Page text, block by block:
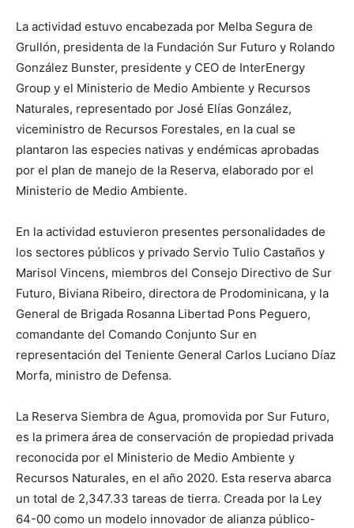
La actividad estuvo encabezada por Melba Segura de
Grullón, presidenta de la Fundación Sur Futuro y Rolando
González Bunster, presidente y CEO de InterEnergy
Group y el Ministerio de Medio Ambiente y Recursos
Naturales, representado por José Elías González,
viceministro de Recursos Forestales, en la cual se
plantaron las especies nativas y endémicas aprobadas
por el plan de manejo de la Reserva, elaborado por el
Ministerio de Medio Ambiente.
En la actividad estuvieron presentes personalidades de
los sectores públicos y privado Servio Tulio Castaños y
Marisol Vincens, miembros del Consejo Directivo de Sur
Futuro, Biviana Ribeiro, directora de Prodominicana, y la
General de Brigada Rosanna Libertad Pons Peguero,
comandante del Comando Conjunto Sur en
representación del Teniente General Carlos Luciano Díaz
Morfa, ministro de Defensa.
La Reserva Siembra de Agua, promovida por Sur Futuro,
es la primera área de conservación de propiedad privada
reconocida por el Ministerio de Medio Ambiente y
Recursos Naturales, en el año 2020. Esta reserva abarca
un total de 2,347.33 tareas de tierra. Creada por la Ley
64-00 como un modelo innovador de alianza público-